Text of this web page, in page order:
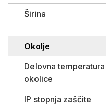
Širina
Okolje
Delovna temperatura
okolice
IP stopnja zaščite